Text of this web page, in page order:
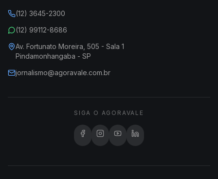
(12) 3645-2300
(12) 99112-8686
Av. Fortunato Moreira, 505 - Sala 1
Pindamonhangaba - SP
jornalismo@agoravale.com.br
SIGA O AGORAVALE